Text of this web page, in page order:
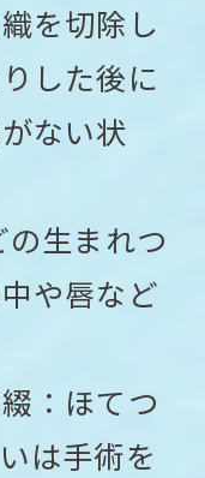
を切除し
した後に
ない状
生まれつ
や唇など
：ほてつ
は手術を